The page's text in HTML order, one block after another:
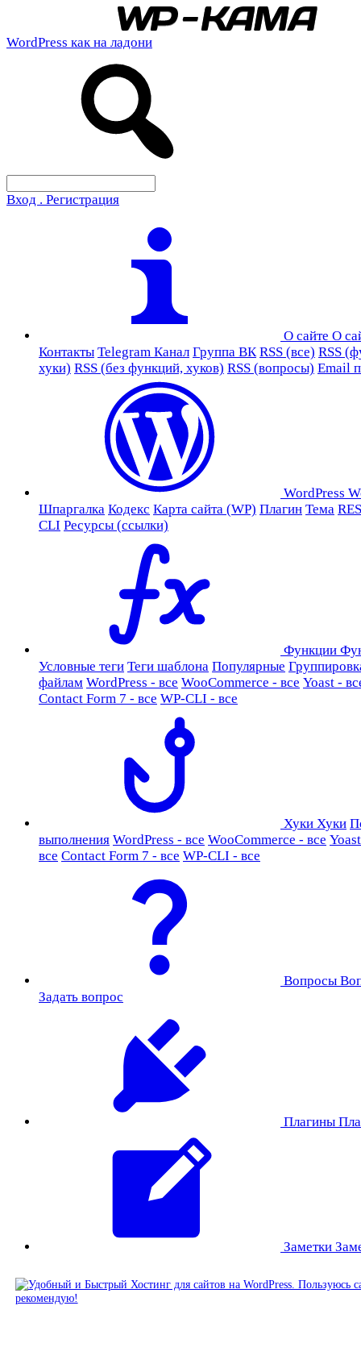
WordPress как на ладони
Вход . Регистрация
О сайте О
Контакты Telegram Канал Группа ВК RSS (все) RSS
хуки) RSS (без функций, хуков) RSS (вопросы) Email
WordPress
Шпаргалка Кодекс Карта сайта (WP) Плагин Тема
CLI Ресурсы (ссылки)
Функции
Условные теги Теги шаблона Популярные
файлам WordPress - все WooCommerce - все Yoast -
Contact Form 7 - все WP-CLI - все
Хуки Хуки
выполнения WordPress - все WooCommerce - все
все Contact Form 7 - все WP-CLI - все
Вопросы
Задать вопрос
Плагины
Заметки